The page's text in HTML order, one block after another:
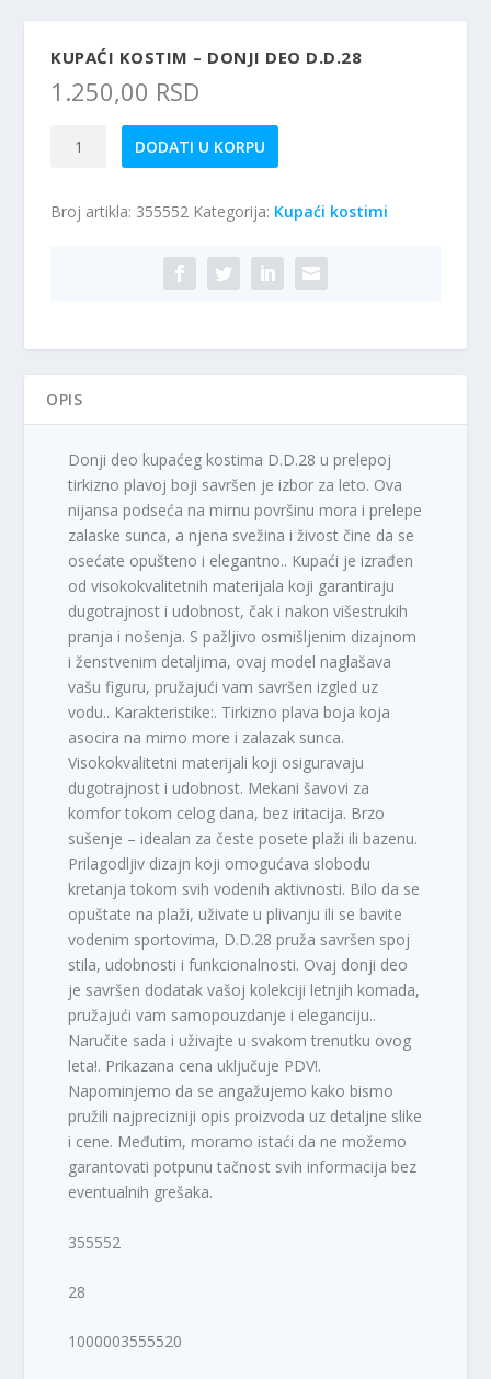
KUPAĆI KOSTIM – DONJI DEO D.D.28
1.250,00 RSD
Kupaći
donji
DODATI U KORPU
Broj artikla: 355552 Kategorija: Kupaći kostimi
OPIS
Donji deo kupaćeg kostima D.D.28 u prelepoj
tirkizno plavoj boji savršen je izbor za leto. Ova
nijansa podseća na mirnu površinu mora i prelepe
zalaske sunca, a njena svežina i živost čine da se
osećate opušteno i elegantno.. Kupaći je izrađen
od visokokvalitetnih materijala koji garantiraju
dugotrajnost i udobnost, čak i nakon višestrukih
pranja i nošenja. S pažljivo osmišljenim dizajnom
i ženstvenim detaljima, ovaj model naglašava
vašu figuru, pružajući vam savršen izgled uz
vodu.. Karakteristike:. Tirkizno plava boja koja
asocira na mirno more i zalazak sunca.
Visokokvalitetni materijali koji osiguravaju
dugotrajnost i udobnost. Mekani šavovi za
komfor tokom celog dana, bez iritacija. Brzo
sušenje – idealan za česte posete plaži ili bazenu.
Prilagodljiv dizajn koji omogućava slobodu
kretanja tokom svih vodenih aktivnosti. Bilo da se
opuštate na plaži, uživate u plivanju ili se bavite
vodenim sportovima, D.D.28 pruža savršen spoj
stila, udobnosti i funkcionalnosti. Ovaj donji deo
je savršen dodatak vašoj kolekciji letnjih komada,
pružajući vam samopouzdanje i eleganciju..
Naručite sada i uživajte u svakom trenutku ovog
leta!. Prikazana cena uključuje PDV!.
Napominjemo da se angažujemo kako bismo
pružili najprecizniji opis proizvoda uz detaljne slike
i cene. Međutim, moramo istaći da ne možemo
garantovati potpunu tačnost svih informacija bez
eventualnih grešaka.
355552
28
1000003555520